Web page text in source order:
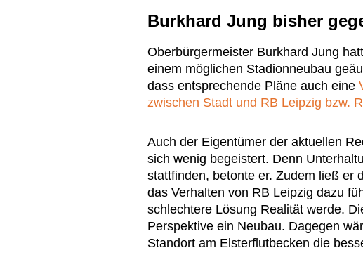
Burkhard Jung bisher
Oberbürgermeister Burkhard Jung
einem möglichen Stadionneubau
dass entsprechende Pläne auch eine
zwischen Stadt und RB Leipzig bzw.
Auch der Eigentümer der aktuellen
sich wenig begeistert. Denn
stattfinden, betonte er. Zudem ließ er
das Verhalten von RB Leipzig dazu
schlechtere Lösung Realität werde.
Perspektive ein Neubau. Dagegen
Standort am Elsterflutbecken die